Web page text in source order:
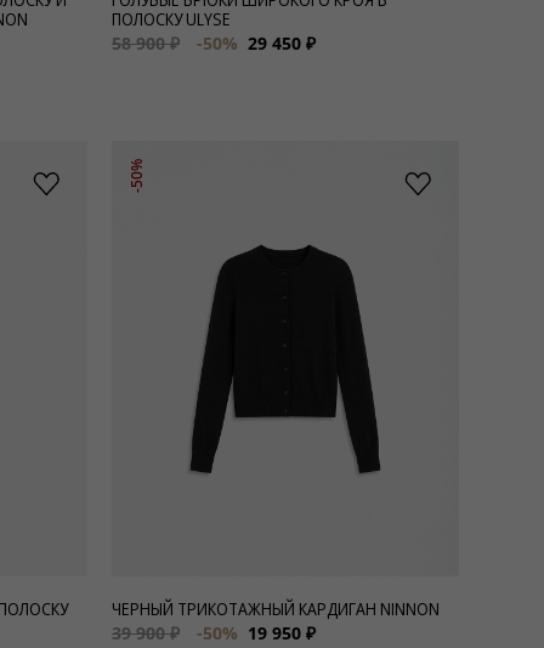
ПОЛОСКУ ULYSE
58 900 ₽
-50% 29 450 ₽
-50%
ЧЕРНЫЙ ТРИКОТАЖНЫЙ КАРДИГАН NINNON
39 900 ₽
-50% 19 950 ₽